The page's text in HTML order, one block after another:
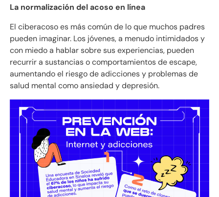
La normalización del acoso en línea
El ciberacoso es más común de lo que muchos padres
pueden imaginar. Los jóvenes, a menudo intimidados y
con miedo a hablar sobre sus experiencias, pueden
recurrir a sustancias o comportamientos de escape,
aumentando el riesgo de adicciones y problemas de
salud mental como ansiedad y depresión.